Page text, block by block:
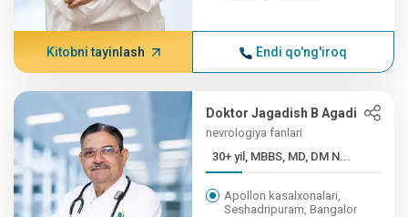
Kitobni tayinlash Endi qo'ng'iroq
Doktor Jagadish B Agadi
nevrologiya fanlari
30+ yil, MBBS, MD, DM N...
Apollon kasalxonalari,
Seshadripuram, Bangalor